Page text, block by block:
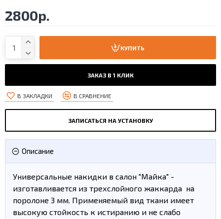
2800р.
КУПИТЬ
ЗАКАЗ В 1 КЛИК
В ЗАКЛАДКИ В СРАВНЕНИЕ
ЗАПИСАТЬСЯ НА УСТАНОВКУ
Описание
Универсальные накидки в салон "Майка" -
изготавливается из трехслойного жаккарда на
поролоне 3 мм. Применяемый вид ткани имеет
высокую стойкость к истиранию и не слабо